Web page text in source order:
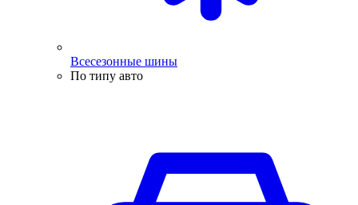
Всесезонные шины
По типу авто